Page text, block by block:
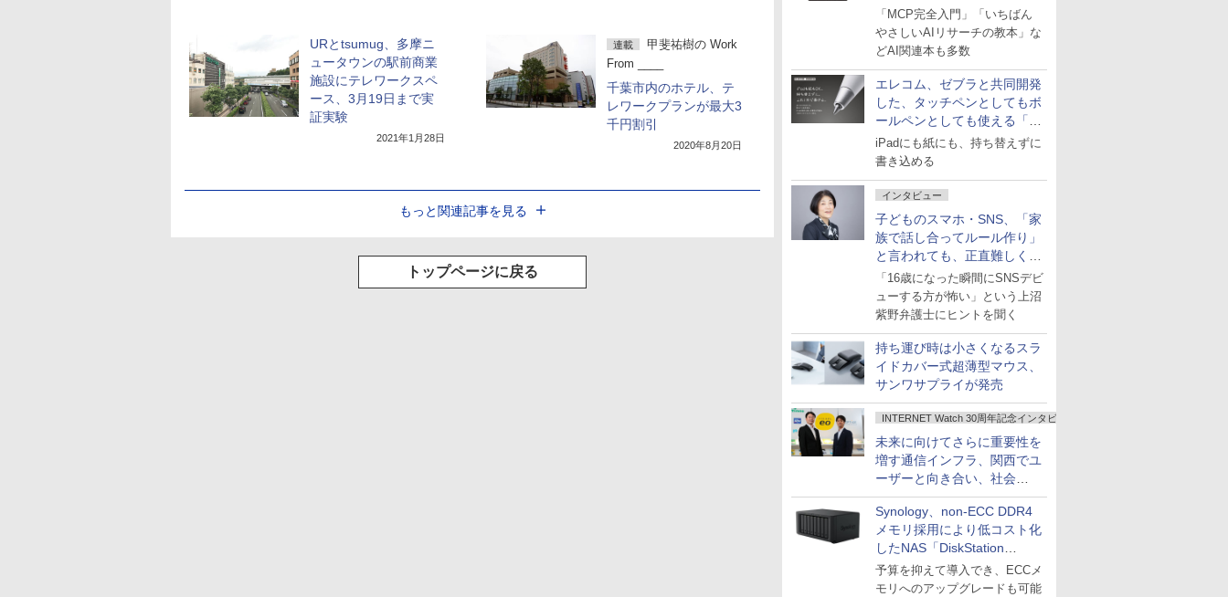
「MCP完全入門」「いちばん
やさしいAIリサーチの教本」な
どAI関連本も多数
エレコム、ゼブラと共同開発
した、タッチペンとしてもボ
ールペンとしても使える「ス
タイラスツーウェイ」発売
iPadにも紙にも、持ち替えずに
書き込める
インタビュー
子どものスマホ・SNS、「家
族で話し合ってルール作り」
と言われても、正直難しくな
いですか？
「16歳になった瞬間にSNSデビ
ューする方が怖い」という上沼
紫野弁護士にヒントを聞く
持ち運び時は小さくなるスラ
イドカバー式超薄型マウス、
サンワサプライが発売
INTERNET Watch 30周年記念インタビュー
未来に向けてさらに重要性を
増す通信インフラ、関西でユ
ーザーと向き合い、社会
の“あたらしい”を起動し続け
る～オプテージ
Synology、non-ECC DDR4
メモリ採用により低コスト化
したNAS「DiskStation
neo+」シリーズ
予算を抑えて導入でき、ECCメ
モリへのアップグレードも可能
URとtsumug、多摩ニ
ュータウンの駅前商業
施設にテレワークスペ
ース、3月19日まで実
証実験
2021年1月28日
連載
甲斐祐樹の Work
From ____
千葉市内のホテル、テ
レワークプランが最大3
千円割引
2020年8月20日
もっと関連記事を見る
トップページに戻る